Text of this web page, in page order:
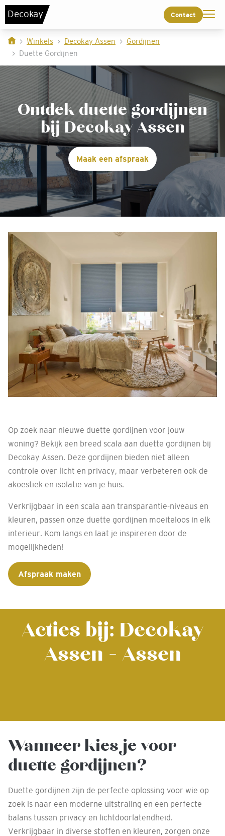
Decokay Contact
Winkels Decokay Assen
Gordijnen
Duette Gordijnen
Ontdek duette gordijnen
bij Decokay Assen
Maak een afspraak
Op zoek naar nieuwe duette gordijnen voor jouw
woning? Bekijk een breed scala aan duette gordijnen bij
Decokay Assen. Deze gordijnen bieden niet alleen
controle over licht en privacy, maar verbeteren ook de
akoestiek en isolatie van je huis.
Verkrijgbaar in een scala aan transparantie-niveaus en
kleuren, passen onze duette gordijnen moeiteloos in elk
interieur. Kom langs en laat je inspireren door de
mogelijkheden!
Afspraak maken
Acties bij: Decokay
Assen - Assen
Wanneer kies je voor
duette gordijnen?
Duette gordijnen zijn de perfecte oplossing voor wie op
zoek is naar een moderne uitstraling en een perfecte
balans tussen privacy en lichtdoorlatendheid.
Verkrijgbaar in diverse stoffen en kleuren, zorgen onze